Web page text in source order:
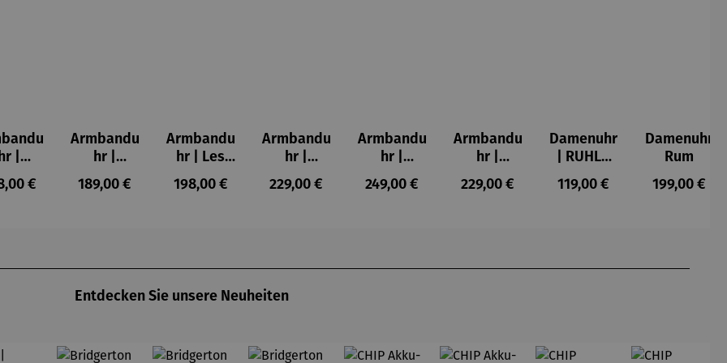
hr |
Preis:
€
Armbandu
hr |
Lederarm
band –
Regulärer Preis:
189,00 €
Armbandu
hr | Les
Nymphéas
– Claude
Regulärer Preis:
198,00 €
Armbandu
hr |
Schönheit
ist zeitlos
Regulärer Preis:
229,00 €
Armbandu
hr |
Walnussh
olz –
Regulärer Preis:
249,00 €
Armbandu
hr |
Zeitfinder
Seelenbau
Regulärer Preis:
229,00 €
Damenuhr
| RUHLA
Style
20417-8
Regulärer Preis:
119,00 €
Damenuhr
Rum
Regulärer
199,00 €
Entdecken Sie unsere Neuheiten